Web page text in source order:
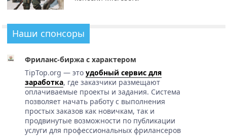
Наши спонсоры
Фриланс-биржа с характером
TipTop.org — это удобный сервис для
заработка, где заказчики размещают
оплачиваемые проекты и задания. Система
позволяет начать работу с выполнения
простых заказов как новичкам, так и
продвинутые возможности по публикации
услуги для профессиональных фрилансеров